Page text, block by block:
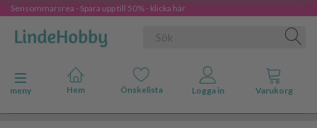
Sensommarsrea - Spara upp till 50% - klicka här
Ändra navigering
meny